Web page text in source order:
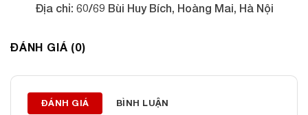
Địa chỉ: 60/69 Bùi Huy Bích, Hoàng Mai, Hà Nội
Email:
ĐÁNH GIÁ (0)
ĐÁNH GIÁ BÌNH LUẬN